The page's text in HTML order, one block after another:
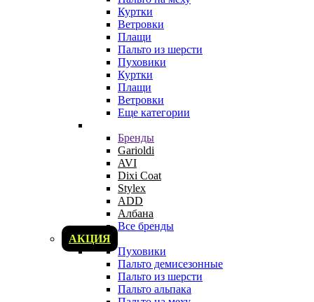
Куртки
Ветровки
Плащи
Пальто из шерсти
Пуховики
Куртки
Плащи
Ветровки
Еще категории
Бренды
Garioldi
AVI
Dixi Coat
Stylex
ADD
Албана
Все бренды
АКЦИЯ
Пуховики
Пальто демисезонные
Пальто из шерсти
Пальто альпака